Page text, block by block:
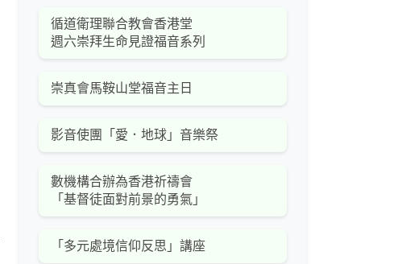
循道衛理聯合教會香港堂
週六崇拜生命見證福音系列
崇真會馬鞍山堂福音主日
影音使團「愛．地球」音樂祭
數機構合辦為香港祈禱會
「基督徒面對前景的勇氣」
「多元處境信仰反思」講座